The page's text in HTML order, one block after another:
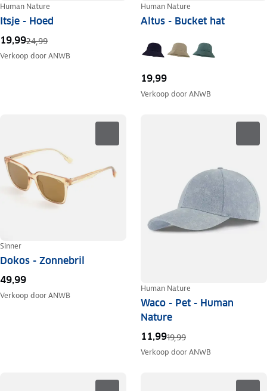
Human Nature
Itsje - Hoed
19,9924,99
Verkoop doorANWB
Human Nature
Altus - Bucket hat
19,99
Verkoop doorANWB
Sinner
Dokos - Zonnebril
49,99
Verkoop doorANWB
Human Nature
Waco - Pet - Human
Nature
11,9919,99
Verkoop doorANWB